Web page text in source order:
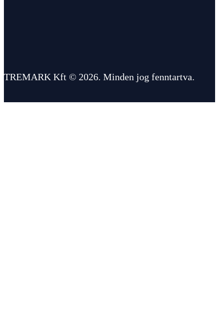
TREMARK Kft © 2026. Minden jog fenntartva.